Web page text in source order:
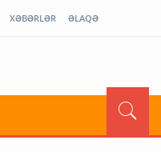
XƏBƏRLƏR ƏLAQƏ